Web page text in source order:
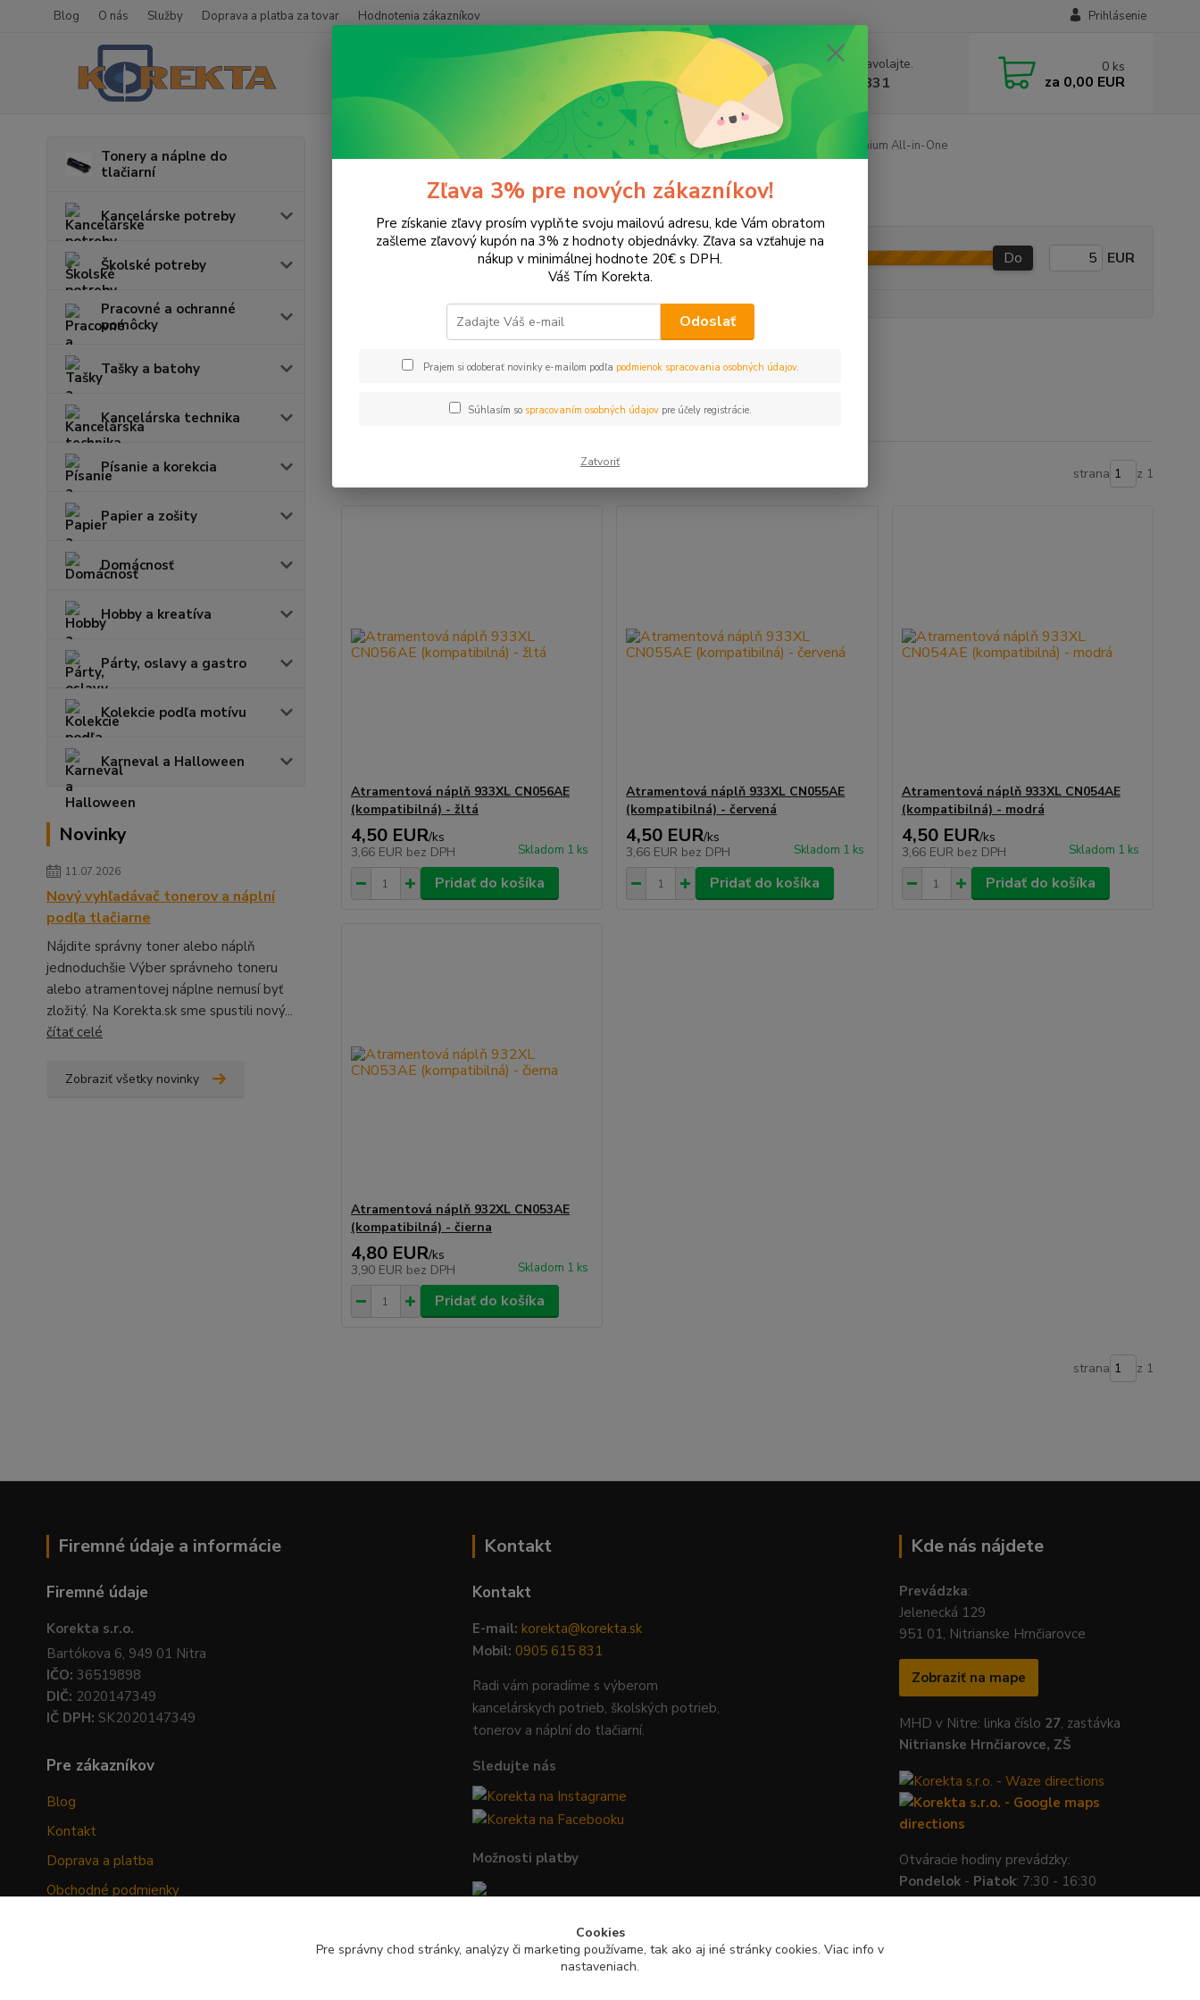
Blog O nás Služby Doprava a platba za tovar Hodnotenia zákazníkov Prihlásenie
Neviete si rady? Zavolajte.
+421 905 615 831
0 ks
za 0,00 EUR
Tonery a náplne do
tlačiarní
Kancelárske potreby
Školské potreby
Pracovné a ochranné
pomôcky
Tašky a batohy
Kancelárska technika
Písanie a korekcia
Papier a zošity
Domácnosť
Hobby a kreatíva
Párty, oslavy a gastro
Kolekcie podľa motívu
Karneval a Halloween
Novinky
11.07.2026
Nový vyhľadávač tonerov a náplní
podľa tlačiarne
Nájdite správny toner alebo náplň
jednoduchšie Výber správneho toneru
alebo atramentovej náplne nemusí byť
zložitý. Na Korekta.sk sme spustili nový...
čítať celé
Zobraziť všetky novinky
Tonery a náplne do tlačiarní Hewlett Packard HP OfficeJet OfficeJet 6700 Premium All-in-One
OfficeJet 6700 Premium All-in-One
Upresniť parametre
EUR Od Do EUR
strana z 1
Atramentová náplň 933XL CN056AE
(kompatibilná) - žltá
4,50 EUR/ks
3,66 EUR bez DPH Skladom 1 ks
Pridať do košíka
Atramentová náplň 933XL CN055AE
(kompatibilná) - červená
4,50 EUR/ks
3,66 EUR bez DPH Skladom 1 ks
Pridať do košíka
Atramentová náplň 933XL CN054AE
(kompatibilná) - modrá
4,50 EUR/ks
3,66 EUR bez DPH Skladom 1 ks
Pridať do košíka
Atramentová náplň 932XL CN053AE
(kompatibilná) - čierna
4,80 EUR/ks
3,90 EUR bez DPH Skladom 1 ks
Pridať do košíka
strana z 1
Firemné údaje a informácie
Firemné údaje
Korekta s.r.o.
Bartókova 6, 949 01 Nitra
IČO: 36519898
DIČ: 2020147349
IČ DPH: SK2020147349
Pre zákazníkov
Blog
Kontakt
Doprava a platba
Obchodné podmienky
Kontakt
Kontakt
E-mail: korekta@korekta.sk
Mobil: 0905 615 831
Radi vám poradíme s výberom
kancelárskych potrieb, školských potrieb,
tonerov a náplní do tlačiarní.
Sledujte nás
Možnosti platby
Bezpečná platba kartou, Google Pay,
Apple Pay a bankovým prevodom.
Kde nás nájdete
Prevádzka:
Jelenecká 129
951 01, Nitrianske Hrnčiarovce
Zobraziť na mape
MHD v Nitre: linka číslo 27, zastávka
Nitrianske Hrnčiarovce, ZŠ
Otváracie hodiny prevádzky:
Pondelok - Piatok: 7:30 - 16:30
Zľava 3% pre nových zákazníkov!
Pre získanie zľavy prosím vyplňte svoju mailovú adresu, kde Vám obratom
zašleme zľavový kupón na 3% z hodnoty objednávky. Zľava sa vzťahuje na
nákup v minimálnej hodnote 20€ s DPH.
Váš Tím Korekta.
Odoslať
Prajem si odoberať novinky e-mailom podľa podmienok spracovania osobných údajov.
Súhlasím so spracovaním osobných údajovpre účely registrácie.
Zatvoriť
Cookies
Pre správny chod stránky, analýzy či marketing používame, tak ako aj iné stránky cookies. Viac info v
nastaveniach.